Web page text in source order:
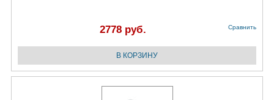
2778 руб. Сравнить